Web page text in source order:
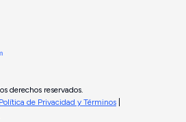
derechos reservados.
Política de Privacidad y Términos